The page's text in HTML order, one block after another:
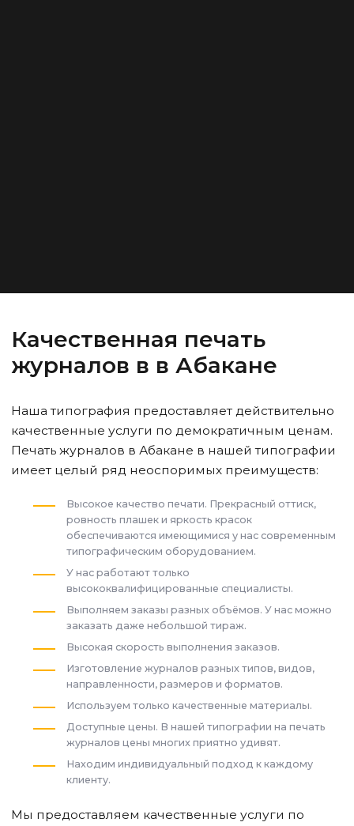
Качественная печать
журналов в в Абакане
Наша типография предоставляет действительно
качественные услуги по демократичным ценам.
Печать журналов в Абакане в нашей типографии
имеет целый ряд неоспоримых преимуществ:
Высокое качество печати. Прекрасный оттиск,
ровность плашек и яркость красок
обеспечиваются имеющимися у нас современным
типографическим оборудованием.
У нас работают только
высококвалифицированные специалисты.
Выполняем заказы разных объёмов. У нас можно
заказать даже небольшой тираж.
Высокая скорость выполнения заказов.
Изготовление журналов разных типов, видов,
направленности, размеров и форматов.
Используем только качественные материалы.
Доступные цены. В нашей типографии на печать
журналов цены многих приятно удивят.
Находим индивидуальный подход к каждому
клиенту.
Мы предоставляем качественные услуги по